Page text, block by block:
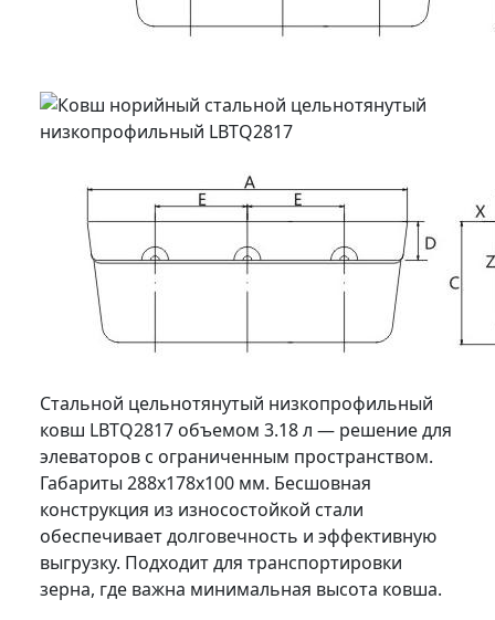
Стальной цельнотянутый низкопрофильный
ковш LBTQ2817 объемом 3.18 л — решение для
элеваторов с ограниченным пространством.
Габариты 288x178x100 мм. Бесшовная
конструкция из износостойкой стали
обеспечивает долговечность и эффективную
выгрузку. Подходит для транспортировки
зерна, где важна минимальная высота ковша.